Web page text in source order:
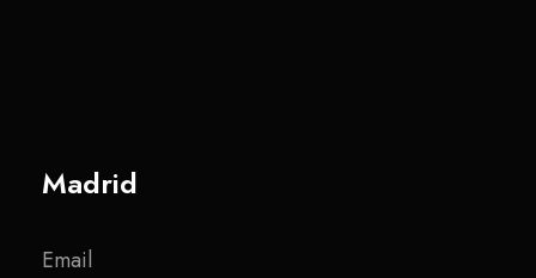
Madrid
Email